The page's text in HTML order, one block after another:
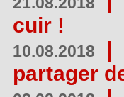
cuir !
10.08.2018 |
partager